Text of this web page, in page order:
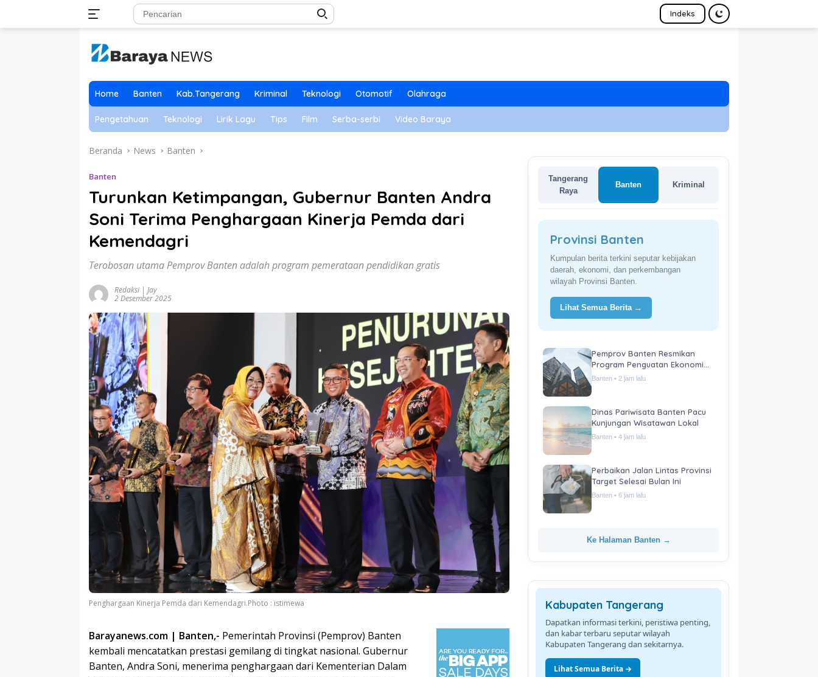
Indeks
Home Banten Kab.Tangerang Kriminal Teknologi Otomotif Olahraga
Pengetahuan Teknologi Lirik Lagu Tips Film Serba-serbi Video Baraya
Beranda News Banten
Banten
Turunkan Ketimpangan, Gubernur Banten Andra
Soni Terima Penghargaan Kinerja Pemda dari
Kemendagri
Terobosan utama Pemprov Banten adalah program pemerataan pendidikan gratis
Redaksi | Jay
2 Desember 2025
Penghargaan Kinerja Pemda dari Kemendagri.Photo : istimewa
Barayanews.com | Banten,- ​Pemerintah Provinsi (Pemprov) Banten
kembali mencatatkan prestasi gemilang di tingkat nasional. Gubernur
Banten, Andra Soni, menerima penghargaan dari Kementerian Dalam
Tangerang
Raya
Banten Kriminal
Provinsi Banten
Kumpulan berita terkini seputar kebijakan
daerah, ekonomi, dan perkembangan
wilayah Provinsi Banten.
Lihat Semua Berita →
Pemprov Banten Resmikan
Program Penguatan Ekonomi
Daerah
Banten • 2 jam lalu
Dinas Pariwisata Banten Pacu
Kunjungan Wisatawan Lokal
Banten • 4 jam lalu
Perbaikan Jalan Lintas Provinsi
Target Selesai Bulan Ini
Banten • 6 jam lalu
Ke Halaman Banten →
Kabupaten Tangerang
Dapatkan informasi terkini, peristiwa penting,
dan kabar terbaru seputar wilayah
Kabupaten Tangerang dan sekitarnya.
Lihat Semua Berita →